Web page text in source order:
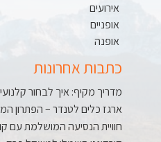
אירועים
אופניים
אופנה
כתבות אחרונות
מדריך מקיף: איך לבחור
ארגז כלים לטנדר – הפתרון
חוויית הנסיעה המושלמת עם קורקינט